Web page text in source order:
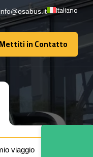
info@osabus.it Italiano
Mettiti in Contatto
in Contatto
viaggio